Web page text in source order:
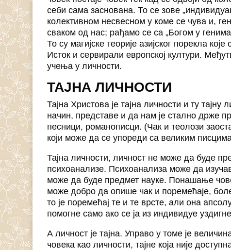
себи сама заснована. То се зове
колективном несвесном у коме се чува и,
сваком од нас; рађамо се са „Богом у
То су магијске теорије азијског порекла
Исток и сервирали европској култури.
учења у личности.
ТАЈНА ЛИЧНОСТИ
Тајна Христова је тајна личности и ту
начин, представе и да нам је стално држе
песници, романописци. (Чак и теолози
који може да се упореди са великим
Тајна личности, личност не може да буде
психоанализе. Психоанализа може да
може да буде предмет науке. Понашање
може добро да опише чак и поремећаје,
то је поремећај те и те врсте, али она
помогне само ако се ја из индивидуе
А личност је тајна. Управо у томе је
човека као личности, тајне која није